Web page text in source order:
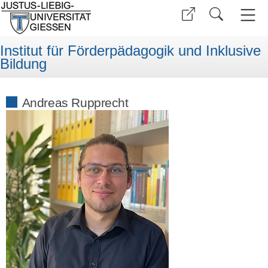
Institut für Förderpädagogik und Inklusive
Bildung
Andreas Rupprecht